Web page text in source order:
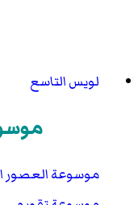
لويس التاسع
موسوعة العصور